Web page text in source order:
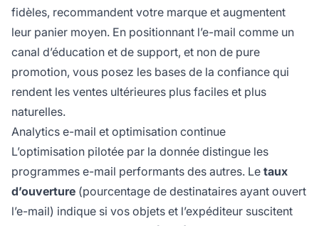
fidèles, recommandent votre marque et augmentent
leur panier moyen. En positionnant l’e-mail comme un
canal d’éducation et de support, et non de pure
promotion, vous posez les bases de la confiance qui
rendent les ventes ultérieures plus faciles et plus
naturelles.
Analytics e-mail et optimisation continue
L’optimisation pilotée par la donnée distingue les
programmes e-mail performants des autres. Le taux
d’ouverture (pourcentage de destinataires ayant ouvert
l’e-mail) indique si vos objets et l’expéditeur suscitent